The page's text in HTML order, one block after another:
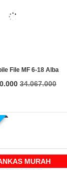
File MF 6-18 Alba
34.067.000
MURAH